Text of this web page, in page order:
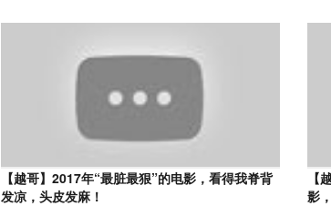
【越哥】2017年“最脏最狠”的电影，看得我脊背
发凉，头皮发麻！
【
影